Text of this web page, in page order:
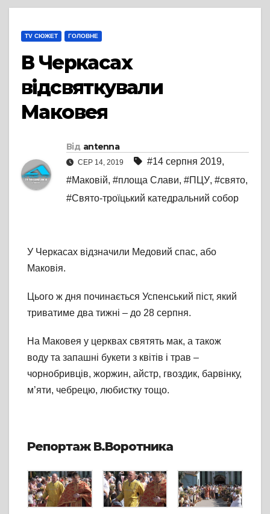
TV СЮЖЕТ ГОЛОВНЕ
В Черкасах
відсвяткували
Маковея
Від antenna
СЕР 14, 2019 #14 серпня 2019,
#Маковій, #площа Слави, #ПЦУ, #свято,
#Свято-троїцький катедральний собор
У Черкасах відзначили Медовий спас, або
Маковія.
Цього ж дня починається Успенський піст, який
триватиме два тижні – до 28 серпня.
На Маковея у церквах святять мак, а також
воду та запашні букети з квітів і трав –
чорнобривців, жоржин, айстр, гвоздик, барвінку,
м’яти, чебрецю, любистку тощо.
Репортаж В.Воротника